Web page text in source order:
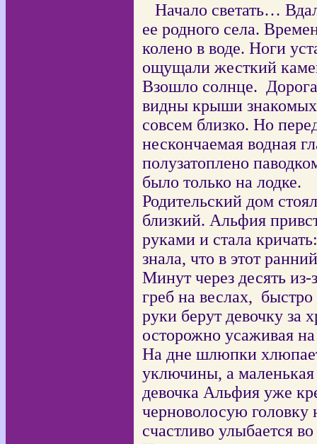
Начало светать…
ее родного села.
колено в воде. Ноги
ощущали жесткий
Взошло солнце.
видны крыши
совсем близко. Но
нескончаемая водная
полузатоплено
было только на лодке.
Родительский дом
близкий. Альфия
руками и стала
знала, что в этот
Минут через десять
греб на веслах,
руки берут девочку за
осторожно усаживая
На дне шлюпки
уключины, а маленькая
девочка Альфия уже
черноволосую
счастливо улыбается